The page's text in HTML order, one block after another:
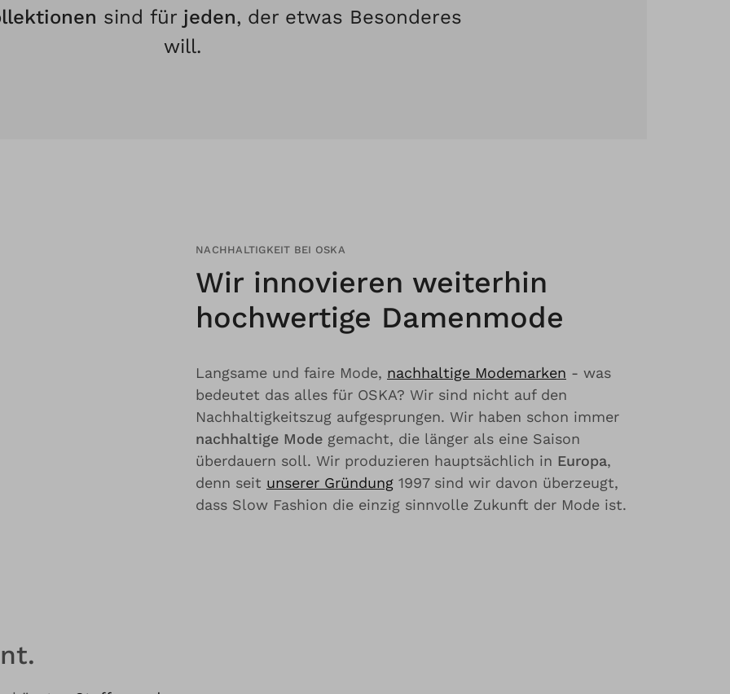
sind für jeden, der etwas Besonderes
will.
NACHHALTIGKEIT BEI OSKA
Wir innovieren weiterhin
hochwertige Damenmode
Langsame und faire Mode, nachhaltige Modemarken - was
bedeutet das alles für OSKA? Wir sind nicht auf den
Nachhaltigkeitszug aufgesprungen. Wir haben schon immer
nachhaltige Mode gemacht, die länger als eine Saison
überdauern soll. Wir produzieren hauptsächlich in Europa,
denn seit unserer Gründung 1997 sind wir davon überzeugt,
dass Slow Fashion die einzig sinnvolle Zukunft der Mode ist.